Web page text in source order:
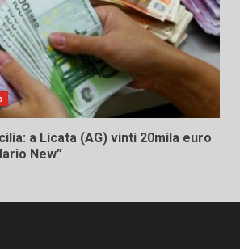
a Licata (AG) vinti 20mila euro
New”